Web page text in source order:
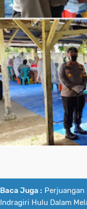
Baca Juga : Perjuangan
Indragiri Hulu Dalam